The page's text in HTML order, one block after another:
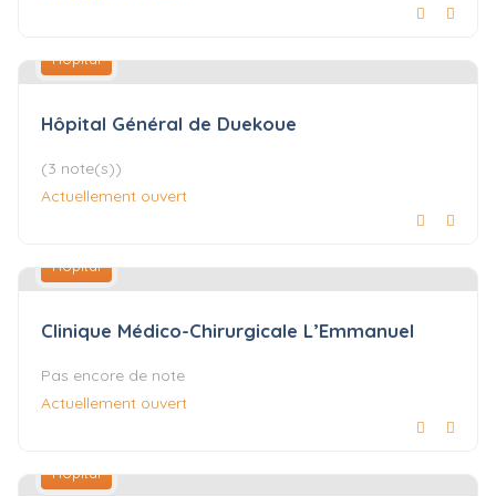
Hôpital
Hôpital Général de Duekoue
(3 note(s))
Actuellement ouvert
Hôpital
Clinique Médico-Chirurgicale L’Emmanuel
Pas encore de note
Actuellement ouvert
Hôpital